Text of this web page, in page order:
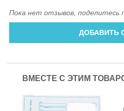
Пока нет отзывов, поделитесь
ДОБАВИТЬ
ВМЕСТЕ С ЭТИМ